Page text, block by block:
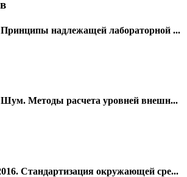
надлежащей лабораторной ...
Методы расчета уровней внешн...
Стандартизация окружающей сре...